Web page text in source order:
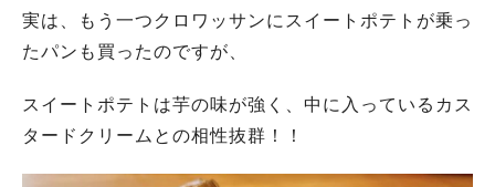
実は、もう一つクロワッサンにスイートポテトが乗っ
たパンも買ったのですが、
スイートポテトは芋の味が強く、中に入っているカス
タードクリームとの相性抜群！！